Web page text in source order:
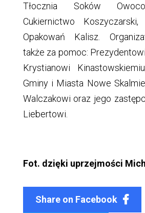
Tłocznia Soków
Cukiernictwo
Opakowań Kalisz.
także za pomoc:
Krystianowi
Gminy i Miasta Nowe
Walczakowi oraz jego
Liebertowi.
Fot. dzięki uprzejmości
Share on Facebook